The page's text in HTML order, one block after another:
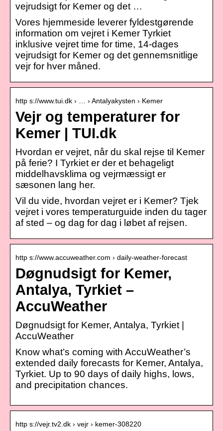
vejrudsigt for Kemer og det …
Vores hjemmeside leverer fyldestgørende
information om vejret i Kemer Tyrkiet
inklusive vejret time for time, 14-dages
vejrudsigt for Kemer og det gennemsnitlige
vejr for hver måned.
http s://www.tui.dk › … › Antalyakysten › Kemer
Vejr og temperaturer for
Kemer | TUI.dk
Hvordan er vejret, når du skal rejse til Kemer
på ferie? I Tyrkiet er der et behageligt
middelhavsklima og vejrmæssigt er
sæsonen lang her.
Vil du vide, hvordan vejret er i Kemer? Tjek
vejret i vores temperaturguide inden du tager
af sted – og dag for dag i løbet af rejsen.
http s://www.accuweather.com › daily-weather-forecast
Døgnudsigt for Kemer,
Antalya, Tyrkiet –
AccuWeather
Døgnudsigt for Kemer, Antalya, Tyrkiet |
AccuWeather
Know what’s coming with AccuWeather’s
extended daily forecasts for Kemer, Antalya,
Tyrkiet. Up to 90 days of daily highs, lows,
and precipitation chances.
http s://vejr.tv2.dk › vejr › kemer-308220